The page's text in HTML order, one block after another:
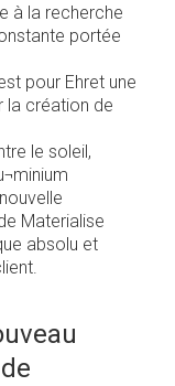
à la recherche
portée
pour Ehret une
la création de
le soleil,
Materialise
absolu et